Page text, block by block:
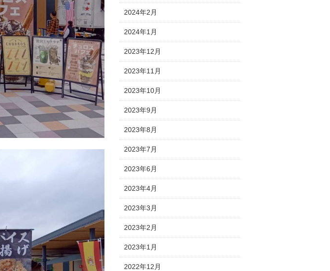
2024年2月
2024年1月
2023年12月
2023年11月
2023年10月
2023年9月
2023年8月
2023年7月
2023年6月
2023年4月
2023年3月
2023年2月
2023年1月
2022年12月